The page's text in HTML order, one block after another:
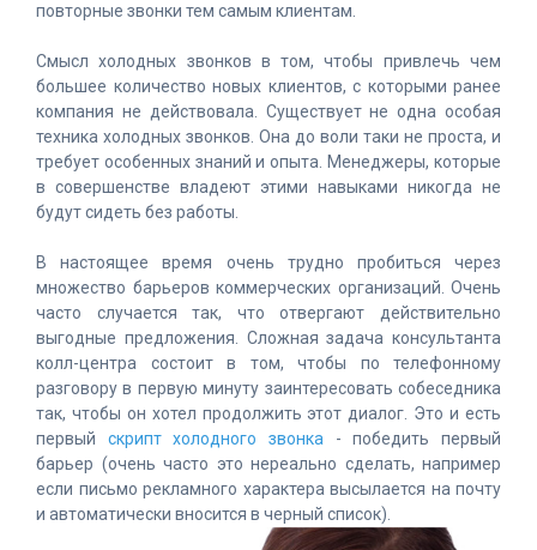
повторные звонки тем самым клиентам.
Смысл холодных звонков в том, чтобы привлечь чем
большее количество новых клиентов, с которыми ранее
компания не действовала. Существует не одна особая
техника холодных звонков. Она до воли таки не проста, и
требует особенных знаний и опыта. Менеджеры, которые
в совершенстве владеют этими навыками никогда не
будут сидеть без работы.
В настоящее время очень трудно пробиться через
множество барьеров коммерческих организаций. Очень
часто случается так, что отвергают действительно
выгодные предложения. Сложная задача консультанта
колл-центра состоит в том, чтобы по телефонному
разговору в первую минуту заинтересовать собеседника
так, чтобы он хотел продолжить этот диалог. Это и есть
первый скрипт холодного звонка - победить первый
барьер (очень часто это нереально сделать, например
если письмо рекламного характера высылается на почту
и автоматически вносится в черный список).